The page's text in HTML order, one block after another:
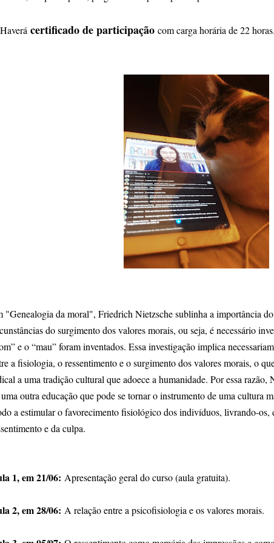
certificado de participação com carga horária de 22 horas.
"Genealogia da moral", Friedrich Nietzsche sublinha a importância
do surgimento dos valores morais, ou seja, é necessário
e o “mau” foram inventados. Essa investigação implica
a fisiologia, o ressentimento e o surgimento dos valores morais, o
a uma tradição cultural que adoece a humanidade. Por essa razão,
outra educação que pode se tornar o instrumento de uma cultura
a estimular o favorecimento fisiológico dos indivíduos, livrando-os,
e da culpa.
1, em 21/06: Apresentação geral do curso (aula gratuita).
2, em 28/06: A relação entre a psicofisiologia e os valores morais.